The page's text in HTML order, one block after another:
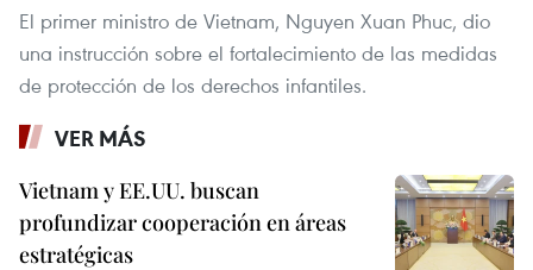
El primer ministro de Vietnam, Nguyen Xuan Phuc, dio
una instrucción sobre el fortalecimiento de las medidas
de protección de los derechos infantiles.
VER MÁS
Vietnam y EE.UU. buscan
profundizar cooperación en áreas
estratégicas